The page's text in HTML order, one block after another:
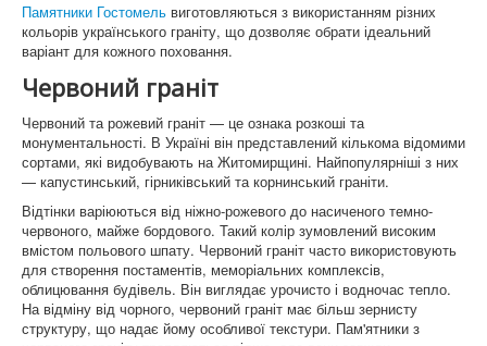
Памятники Іванків
Памятники Бровари
Памятники Бородянка
Памятники Бориспіль
Памятники Фастів
Памятники Васильків
Памятники Обухів
Оградки на могилу
Памятники Гостомель виготовляються з використанням різних
кольорів українського граніту, що дозволяє обрати ідеальний
варіант для кожного поховання.
Червоний граніт
Червоний та рожевий граніт — це ознака розкоші та
монументальності. В Україні він представлений кількома відомими
сортами, які видобувають на Житомирщині. Найпопулярніші з них
— капустинський, гірниківський та корнинський граніти.
Відтінки варіюються від ніжно-рожевого до насиченого темно-
червоного, майже бордового. Такий колір зумовлений високим
вмістом польового шпату. Червоний граніт часто використовують
для створення постаментів, меморіальних комплексів,
облицювання будівель. Він виглядає урочисто і водночас тепло.
На відміну від чорного, червоний граніт має більш зернисту
структуру, що надає йому особливої текстури. Пам'ятники з